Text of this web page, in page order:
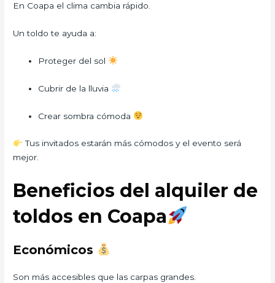
En Coapa el clima cambia rápido.
Un toldo te ayuda a:
Proteger del sol
Cubrir de la lluvia
Crear sombra cómoda
Tus invitados estarán más cómodos y el evento será
mejor.
Beneficios del alquiler de
toldos en Coapa
Económicos
Son más accesibles que las carpas grandes.